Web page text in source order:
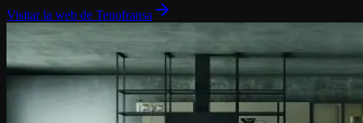
Visitar la web de Tenofransa